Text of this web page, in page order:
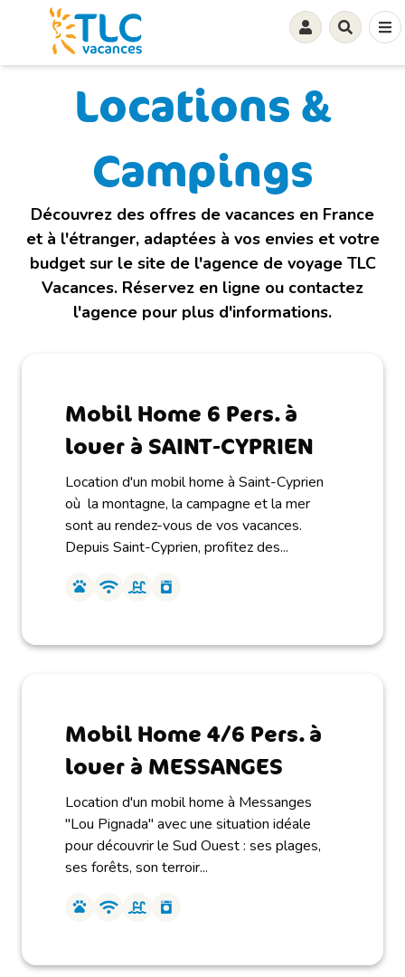
offerte
Inscriptions et disponibilités au 02 35
destinations.
Locations &
Campings
Découvrez des offres de vacances en France
et à l'étranger, adaptées à vos envies et votre
budget sur le site de l'agence de voyage TLC
Vacances. Réservez en ligne ou contactez
l'agence pour plus d'informations.
Mobil Home 6 Pers. à
louer à SAINT-CYPRIEN
Location d'un mobil home à Saint-Cyprien
où la montagne, la campagne et la mer
sont au rendez-vous de vos vacances.
Depuis Saint-Cyprien, profitez des...
Mobil Home 4/6 Pers. à
louer à MESSANGES
Location d'un mobil home à Messanges
"Lou Pignada" avec une situation idéale
pour découvrir le Sud Ouest : ses plages,
ses forêts, son terroir...